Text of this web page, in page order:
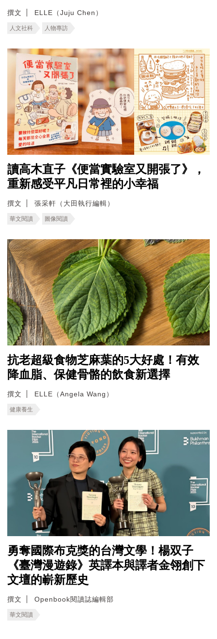
撰文 ELLE（Juju Chen）
人文社科 人物專訪
讀高木直子《便當實驗室又開張了》，
重新感受平凡日常裡的小幸福
撰文 張采軒（大田執行編輯）
華文閱讀 圖像閱讀
抗老超級食物芝麻葉的5大好處！有效
降血脂、保健骨骼的飲食新選擇
撰文 ELLE（Angela Wang）
健康養生
勇奪國際布克獎的台灣文學！楊双子
《臺灣漫遊錄》英譯本與譯者金翎創下
文壇的嶄新歷史
撰文 Openbook閱讀誌編輯部
華文閱讀